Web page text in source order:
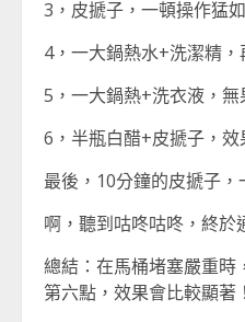
3，皮搋子，一頓操作猛
4，一大鍋熱水+洗潔精
5，一大鍋熱+洗衣液，無
6，半瓶白醋+皮搋子，效
最後，10分鐘的皮搋子，
啊，聽到咕咚咕咚，終於
總結：在馬桶堵塞嚴重時
第六點，效果會比較顯著！